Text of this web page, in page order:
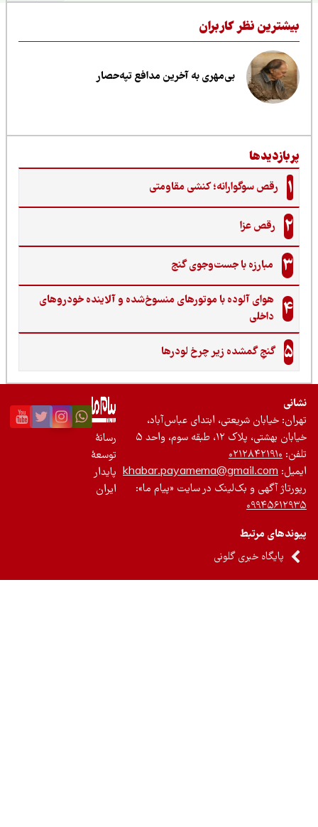
نظر کاربران
بی‌مهری به آخرین مدافع تپه‌حصار
رقص سوگوارانه؛ کنشی مقاومتی
رقص عزا
مبارزه با جست‌وجوی گنج‌
هوای آلوده با موتورهای منسوخ‌شده و آلاینده خودروهای
داخلی
گنجِ گمشده زیر چرخ لودرها
خیابان شریعتی، ابتدای عباس‌آباد،
بهشتی، پلاک ۱۲، طبقه سوم، واحد ۵
۰۲۱۲۸۴۲۱۹۱۰
khabar.payamema@gmail.com
آگهی و بک‌لینک در سایت «پیام ما»:
مرتبط
پایگاه خبری گلونی
رسانۀ
توسعۀ
پایدار
ایران